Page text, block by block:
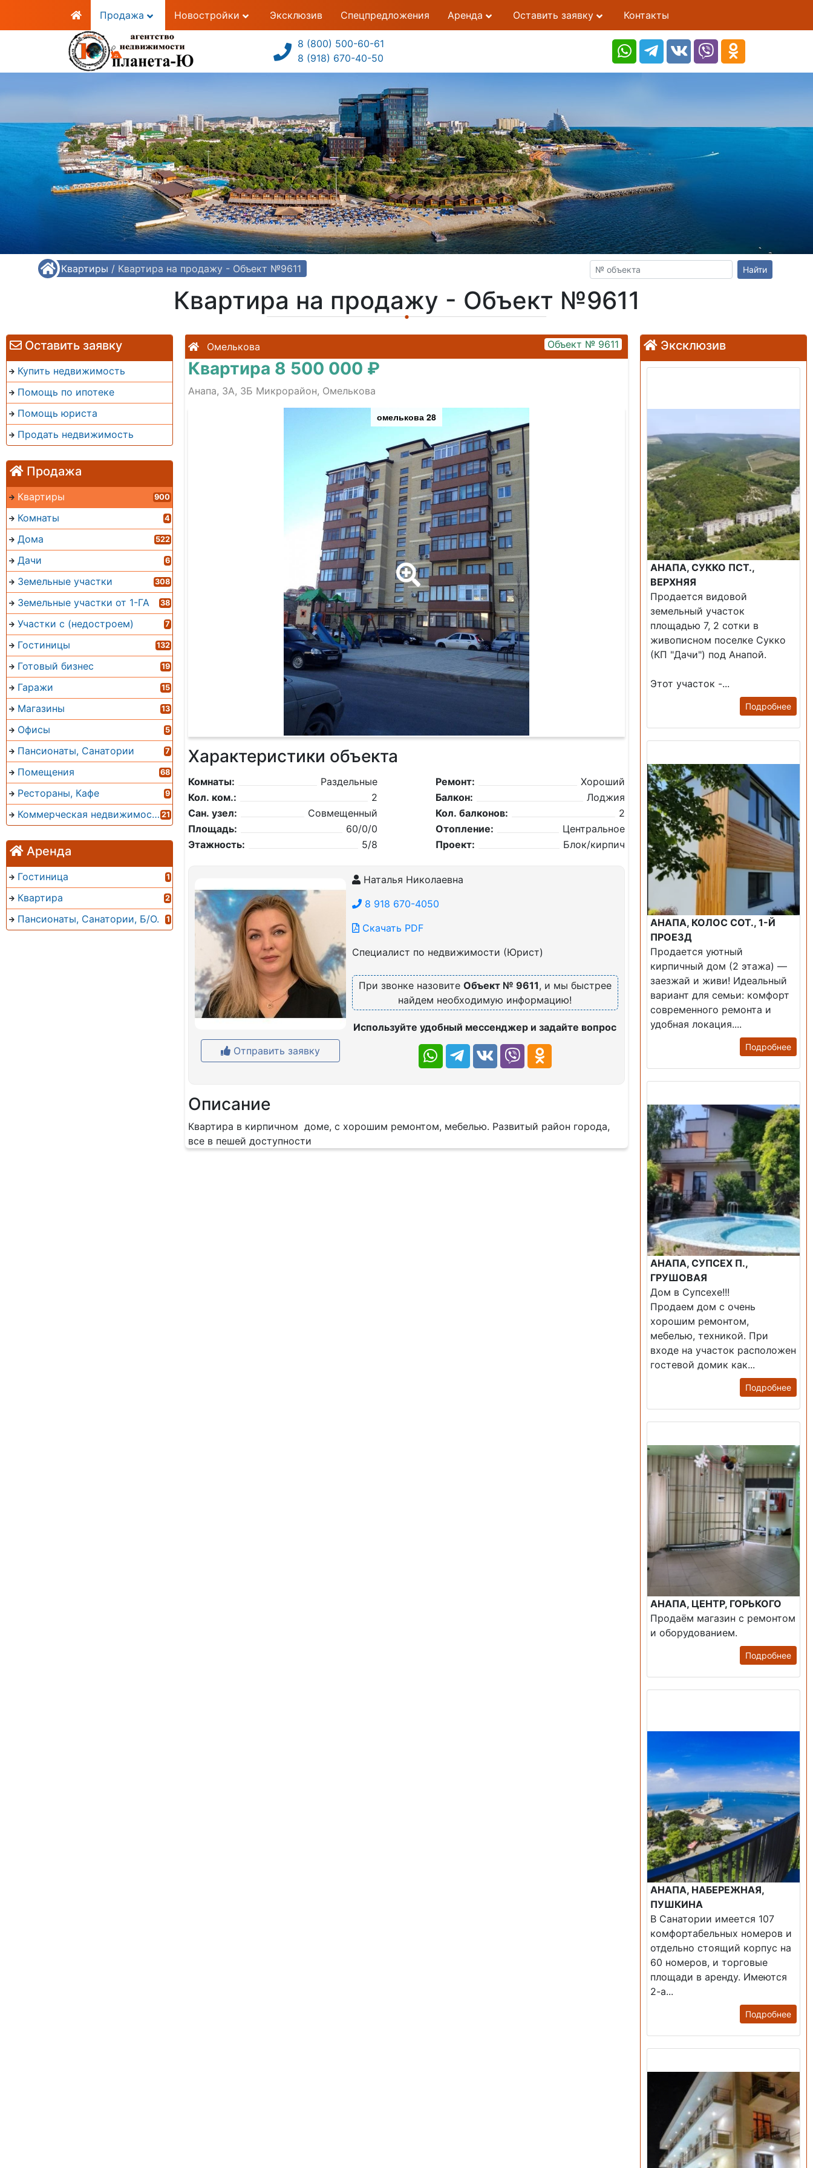
Продажа Новостройки Эксклюзив Спецпредложения Аренда Оставить заявку Контакты
8 (800) 500-60-61
8 (918) 670-40-50
/ Квартиры / Квартира на продажу - Объект №9611 Найти
Квартира на продажу - Объект №9611
Оставить заявку
Купить недвижимость
Помощь по ипотеке
Помощь юриста
Продать недвижимость
Продажа
Квартиры 900
Комнаты 4
Дома 522
Дачи 6
Земельные участки 308
Земельные участки от 1-ГА 38
Участки с (недостроем) 7
Гостиницы 132
Готовый бизнес 19
Гаражи 15
Магазины 13
Офисы 5
Пансионаты, Санатории 7
Помещения 68
Рестораны, Кафе 9
Коммерческая недвижимость 21
Аренда
Гостиница 1
Квартира 2
Пансионаты, Санатории, Б/О. 1
Омелькова Объект № 9611
Квартира 8 500 000 ₽
Анапа, 3А, 3Б Микрорайон, Омелькова
омелькова 28
Характеристики объекта
Комнаты:
Раздельные
Кол. ком.:
2
Сан. узел:
Совмещенный
Площадь:
60/0/0
Этажность:
5/8
Ремонт:
Хороший
Балкон:
Лоджия
Кол. балконов:
2
Отопление:
Центральное
Проект:
Блок/кирпич
Отправить заявку
Наталья Николаевна
8 918 670-4050
Скачать PDF
Специалист по недвижимости (Юрист)
При звонке назовите Объект № 9611, и мы быстрее
найдем необходимую информацию!
Используйте удобный мессенджер и задайте вопрос
Описание
Квартира в кирпичном доме, с хорошим ремонтом, мебелью. Развитый район города,
все в пешей доступности
Эксклюзив
АНАПА, СУККО ПСТ.,
ВЕРХНЯЯ
Продается видовой
земельный участок
площадью 7, 2 сотки в
живописном поселке Сукко
(КП "Дачи") под Анапой.
Этот участок -...
Подробнее
АНАПА, КОЛОС СОТ., 1-Й
ПРОЕЗД
Продается уютный
кирпичный дом (2 этажа) —
заезжай и живи! ​Идеальный
вариант для семьи: комфорт
современного ремонта и
удобная локация....
Подробнее
АНАПА, СУПСЕХ П.,
ГРУШОВАЯ
Дом в Супсехе!!!
Продаем дом с очень
хорошим ремонтом,
мебелью, техникой. При
входе на участок расположен
гостевой домик как...
Подробнее
АНАПА, ЦЕНТР, ГОРЬКОГО
Продаём магазин с ремонтом
и оборудованием.
Подробнее
АНАПА, НАБЕРЕЖНАЯ,
ПУШКИНА
В Санатории имеется 107
комфортабельных номеров и
отдельно стоящий корпус на
60 номеров, и торговые
площади в аренду. Имеются
2-а...
Подробнее